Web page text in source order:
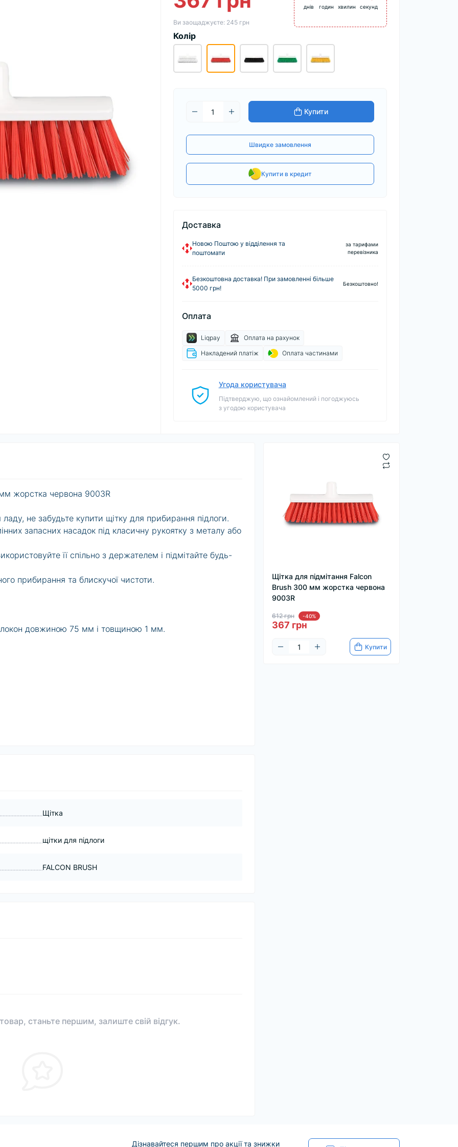
Ви заощаджуєте: 245 грн
днів годин хвилин секунд
Колір
Купити
Швидке замовлення
Купити в кредит
Доставка
Новою Поштою у відділення та
поштомати
за тарифами
перевізника
Безкоштовна доставка! При замовленні більше
5000 грн!
Безкоштовно!
Оплата
Liqpay
Оплата на рахунок
Накладений платіж
Оплата частинами
Угода користувача
Підтверджую, що ознайомлений і погоджуюсь
з угодою користувача
Щітка для підмітання Falcon
Brush 300 мм жорстка червона
9003R
612 грн -40%
367 грн
Купити
жорстка червона 9003R
не забудьте купити щітку для прибирання підлоги.
запасних насадок під класичну рукоятку з металу або
її спільно з держателем і підмітайте будь-
прибирання та блискучої чистоти.
довжиною 75 мм і товщиною 1 мм.
Щітка
щітки для підлоги
FALCON BRUSH
станьте першим, залиште свій відгук.
Дізнавайтеся першим про акції та знижки